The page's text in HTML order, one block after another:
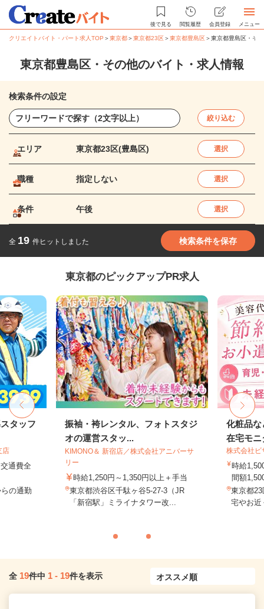
後で見る 閲覧履歴 会員登録 メニュー
クリエイトバイト・パート求人TOP ＞東京都＞東京都23区＞東京都豊島区＞東京都豊島区・そ
東京都豊島区・その他のバイト・求人情報
検索条件の設定
絞り込む
エリア 東京都23区(豊島区) 選択
職種 指定しない 選択
条件 午後 選択
全 19 件ヒットしました 検索条件を保存
東京都のピックアップPR求人
タッフ
店
通費全
の通勤
振袖・袴レンタル、フォトスタジ
オの運営スタッ...
KIMONO＆ 新宿店／株式会社アニバーサ
リー
時給1,250円～1,350円以上＋手当
東京都渋谷区千駄ヶ谷5-27-3（JR
「新宿駅」ミライナタワー改...
化粧品な
在宅モニ
株式会社ビ
時給
間額
東京都
宅やお近
全 19件中 1 - 19件を表示